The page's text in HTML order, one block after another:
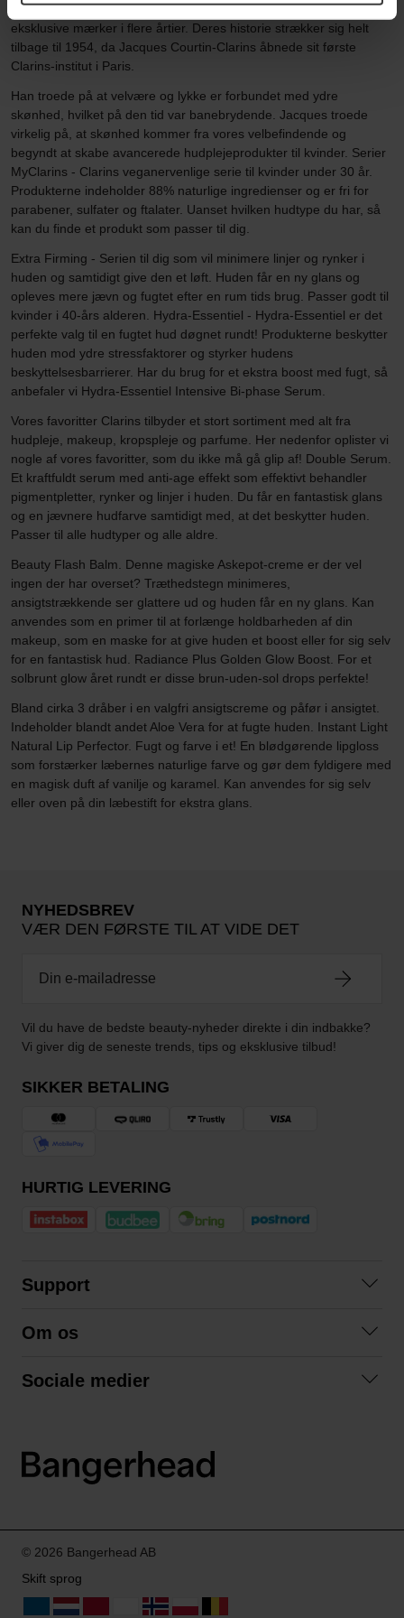
produkter. Om Clarins Clarins har været et af Europas førende,
eksklusive mærker i flere årtier. Deres historie strækker sig helt
tilbage til 1954, da Jacques Courtin-Clarins åbnede sit første
Clarins-institut i Paris.
Han troede på at velvære og lykke er forbundet med ydre
skønhed, hvilket på den tid var banebrydende. Jacques troede
virkelig på, at skønhed kommer fra vores velbefindende og
begyndt at skabe avancerede hudplejeprodukter til kvinder. Serier
MyClarins - Clarins veganervenlige serie til kvinder under 30 år.
Produkterne indeholder 88% naturlige ingredienser og er fri for
parabener, sulfater og ftalater. Uanset hvilken hudtype du har, så
kan du finde et produkt som passer til dig.
Extra Firming - Serien til dig som vil minimere linjer og rynker i
huden og samtidigt give den et løft. Huden får en ny glans og
opleves mere jævn og fugtet efter en rum tids brug. Passer godt til
kvinder i 40-års alderen. Hydra-Essentiel - Hydra-Essentiel er det
perfekte valg til en fugtet hud døgnet rundt! Produkterne beskytter
huden mod ydre stressfaktorer og styrker hudens
beskyttelsesbarrierer. Har du brug for et ekstra boost med fugt, så
anbefaler vi Hydra-Essentiel Intensive Bi-phase Serum.
Vores favoritter Clarins tilbyder et stort sortiment med alt fra
hudpleje, makeup, kropspleje og parfume. Her nedenfor oplister vi
nogle af vores favoritter, som du ikke må gå glip af! Double Serum.
Et kraftfuldt serum med anti-age effekt som effektivt behandler
pigmentpletter, rynker og linjer i huden. Du får en fantastisk glans
og en jævnere hudfarve samtidigt med, at det beskytter huden.
Passer til alle hudtyper og alle aldre.
Beauty Flash Balm. Denne magiske Askepot-creme er der vel
ingen der har overset? Træthedstegn minimeres,
ansigtstrækkende ser glattere ud og huden får en ny glans. Kan
anvendes som en primer til at forlænge holdbarheden af din
makeup, som en maske for at give huden et boost eller for sig selv
for en fantastisk hud. Radiance Plus Golden Glow Boost. For et
solbrunt glow året rundt er disse brun-uden-sol drops perfekte!
Bland cirka 3 dråber i en valgfri ansigtscreme og påfør i ansigtet.
Indeholder blandt andet Aloe Vera for at fugte huden. Instant Light
Natural Lip Perfector. Fugt og farve i et! En blødgørende lipgloss
som forstærker læbernes naturlige farve og gør dem fyldigere med
en magisk duft af vanilje og karamel. Kan anvendes for sig selv
eller oven på din læbestift for ekstra glans.
NYHEDSBREV
VÆR DEN FØRSTE TIL AT VIDE DET
Vil du have de bedste beauty-nyheder direkte i din indbakke?
Vi giver dig de seneste trends, tips og eksklusive tilbud!
SIKKER BETALING
HURTIG LEVERING
Support
Betingelser
Om os
Sociale medier
LinkedIn
© 2026 Bangerhead AB
Skift sprog